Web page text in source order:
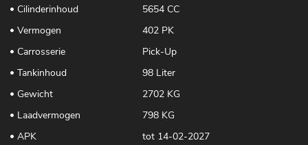
Cilinderinhoud
5654 CC
Vermogen
402 PK
Carrosserie
Pick-Up
Tankinhoud
98 Liter
Gewicht
2702 KG
Laadvermogen
798 KG
APK
tot 14-02-2027